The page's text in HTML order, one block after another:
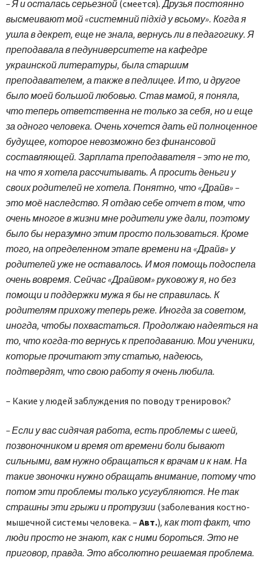
– Я и осталась серьезной (смеется). Друзья постоянно
высмеивают мой «системний підхід у всьому». Когда я
ушла в декрет, еще не знала, вернусь ли в педагогику. Я
преподавала в педуниверситете на кафедре
украинской литературы, была старшим
преподавателем, а также в педлицее. И то, и другое
было моей большой любовью. Став мамой, я поняла,
что теперь ответственна не только за себя, но и еще
за одного человека. Очень хочется дать ей полноценное
будущее, которое невозможно без финансовой
составляющей. Зарплата преподавателя – это не то,
на что я хотела рассчитывать. А просить деньги у
своих родителей не хотела. Понятно, что «Драйв» –
это моё наследство. Я отдаю себе отчет в том, что
очень многое в жизни мне родители уже дали, поэтому
было бы неразумно этим просто пользоваться. Кроме
того, на определенном этапе времени на «Драйв» у
родителей уже не оставалось. И моя помощь подоспела
очень вовремя. Сейчас «Драйвом» руковожу я, но без
помощи и поддержки мужа я бы не справилась. К
родителям прихожу теперь реже. Иногда за советом,
иногда, чтобы похвастаться. Продолжаю надеяться на
то, что когда-то вернусь к преподаванию. Мои ученики,
которые прочитают эту статью, надеюсь,
подтвердят, что свою работу я очень любила.
– Какие у людей заблуждения по поводу тренировок?
– Если у вас сидячая работа, есть проблемы с шеей,
позвоночником и время от времени боли бывают
сильными, вам нужно обращаться к врачам и к нам. На
такие звоночки нужно обращать внимание, потому что
потом эти проблемы только усугубляются. Не так
страшны эти грыжи и протрузии (заболевания костно-
мышечной системы человека. – Авт.), как тот факт, что
люди просто не знают, как с ними бороться. Это не
приговор, правда. Это абсолютно решаемая проблема.